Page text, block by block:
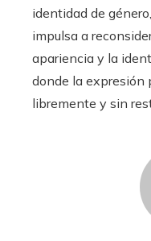
identidad de
impulsa a
apariencia y la
donde la expresión
libremente y sin